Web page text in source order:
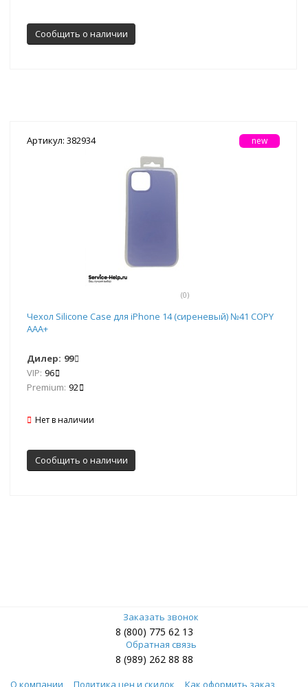
Сообщить о наличии
Артикул: 382934
(0)
new
Чехол Silicone Case для iPhone 14 (сиреневый) №41 COPY
AAA+
Дилер: 99
VIP: 96
Premium: 92
Нет в наличии
Сообщить о наличии
Заказать звонок
8 (800) 775 62 13
Обратная связь
8 (989) 262 88 88
О компании Политика цен и скидок Как оформить заказ